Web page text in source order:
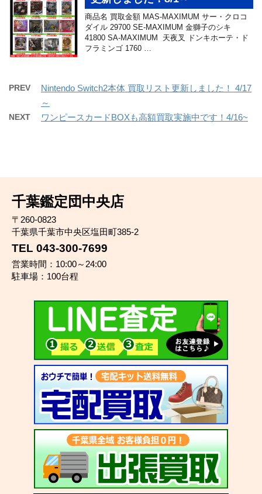
商品名 買取金額 MAS-MAXIMUM サー・クロコ
ダイル 29700 SE-MAXIMUM 金獅子のシキ
41800 SA-MAXIMUM 天夜叉 ドンキホーテ・ド
フラミンゴ 1760 …
PREV
Nintendo Switch2本体 買取リスト更新しました！ 4/17
～
NEXT ワンピースカードBOXも高額買取実施中です！4/16~
千葉鑑定団中央店
〒260-0823
千葉県千葉市中央区塩田町385-2
TEL 043-300-7699
営業時間：10:00～24:00
駐車場：100台程